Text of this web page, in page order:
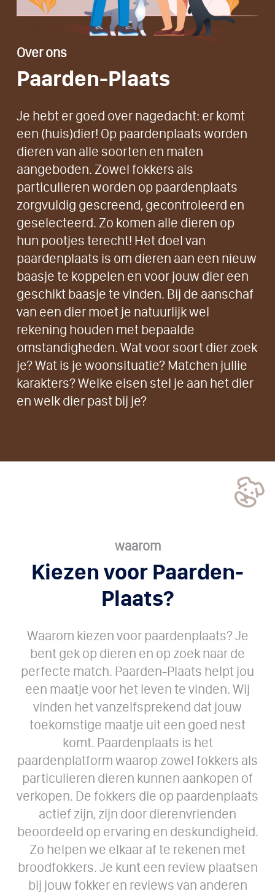
Over ons
Paarden-Plaats
Je hebt er goed over nagedacht: er komt
een (huis)dier! Op paardenplaats worden
dieren van alle soorten en maten
aangeboden. Zowel fokkers als
particulieren worden op paardenplaats
zorgvuldig gescreend, gecontroleerd en
geselecteerd. Zo komen alle dieren op
hun pootjes terecht! Het doel van
paardenplaats is om dieren aan een nieuw
baasje te koppelen en voor jouw dier een
geschikt baasje te vinden. Bij de aanschaf
van een dier moet je natuurlijk wel
rekening houden met bepaalde
omstandigheden. Wat voor soort dier zoek
je? Wat is je woonsituatie? Matchen jullie
karakters? Welke eisen stel je aan het dier
en welk dier past bij je?
waarom
Kiezen voor Paarden-
Plaats?
Waarom kiezen voor paardenplaats? Je
bent gek op dieren en op zoek naar de
perfecte match. Paarden-Plaats helpt jou
een maatje voor het leven te vinden. Wij
vinden het vanzelfsprekend dat jouw
toekomstige maatje uit een goed nest
komt. Paardenplaats is het
paardenplatform waarop zowel fokkers als
particulieren dieren kunnen aankopen of
verkopen. De fokkers die op paardenplaats
actief zijn, zijn door dierenvrienden
beoordeeld op ervaring en deskundigheid.
Zo helpen we elkaar af te rekenen met
broodfokkers. Je kunt een review plaatsen
bij jouw fokker en reviews van anderen